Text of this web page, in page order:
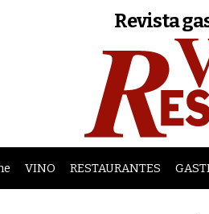
Revista
VINO RESTAURANTES